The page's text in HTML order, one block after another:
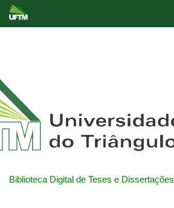
Biblioteca Digital de Teses e Dissertações